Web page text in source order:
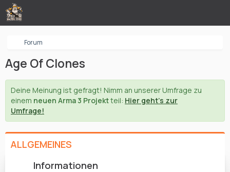
Forum
Age Of Clones
Deine Meinung ist gefragt! Nimm an unserer Umfrage zu
einem neuen Arma 3 Projektteil: Hier geht's zur
Umfrage!
ALLGEMEINES
Informationen